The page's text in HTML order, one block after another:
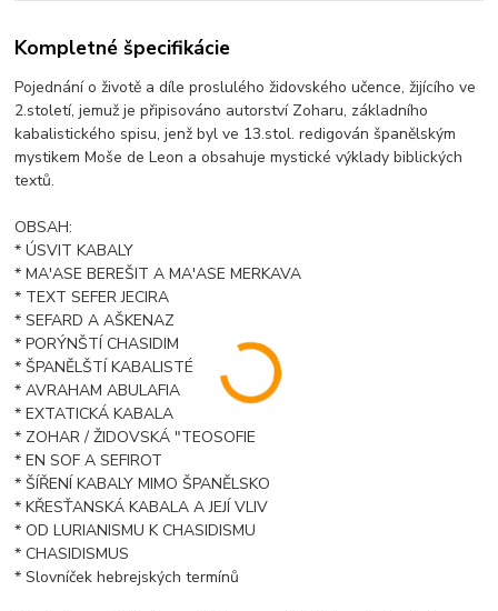
Kompletné špecifikácie
Pojednání o životě a díle proslulého židovského učence, žijícího ve
2.století, jemuž je připisováno autorství Zoharu, základního
kabalistického spisu, jenž byl ve 13.stol. redigován španělským
mystikem Moše de Leon a obsahuje mystické výklady biblických
textů.
OBSAH:
* ÚSVIT KABALY
* MA'ASE BEREŠIT A MA'ASE MERKAVA
* TEXT SEFER JECIRA
* SEFARD A AŠKENAZ
* PORÝNŠTÍ CHASIDIM
* ŠPANĚLŠTÍ KABALISTÉ
* AVRAHAM ABULAFIA
* EXTATICKÁ KABALA
* ZOHAR / ŽIDOVSKÁ "TEOSOFIE
* EN SOF A SEFIROT
* ŠÍŘENÍ KABALY MIMO ŠPANĚLSKO
* KŘESŤANSKÁ KABALA A JEJÍ VLIV
* OD LURIANISMU K CHASIDISMU
* CHASIDISMUS
* Slovníček hebrejských termínů